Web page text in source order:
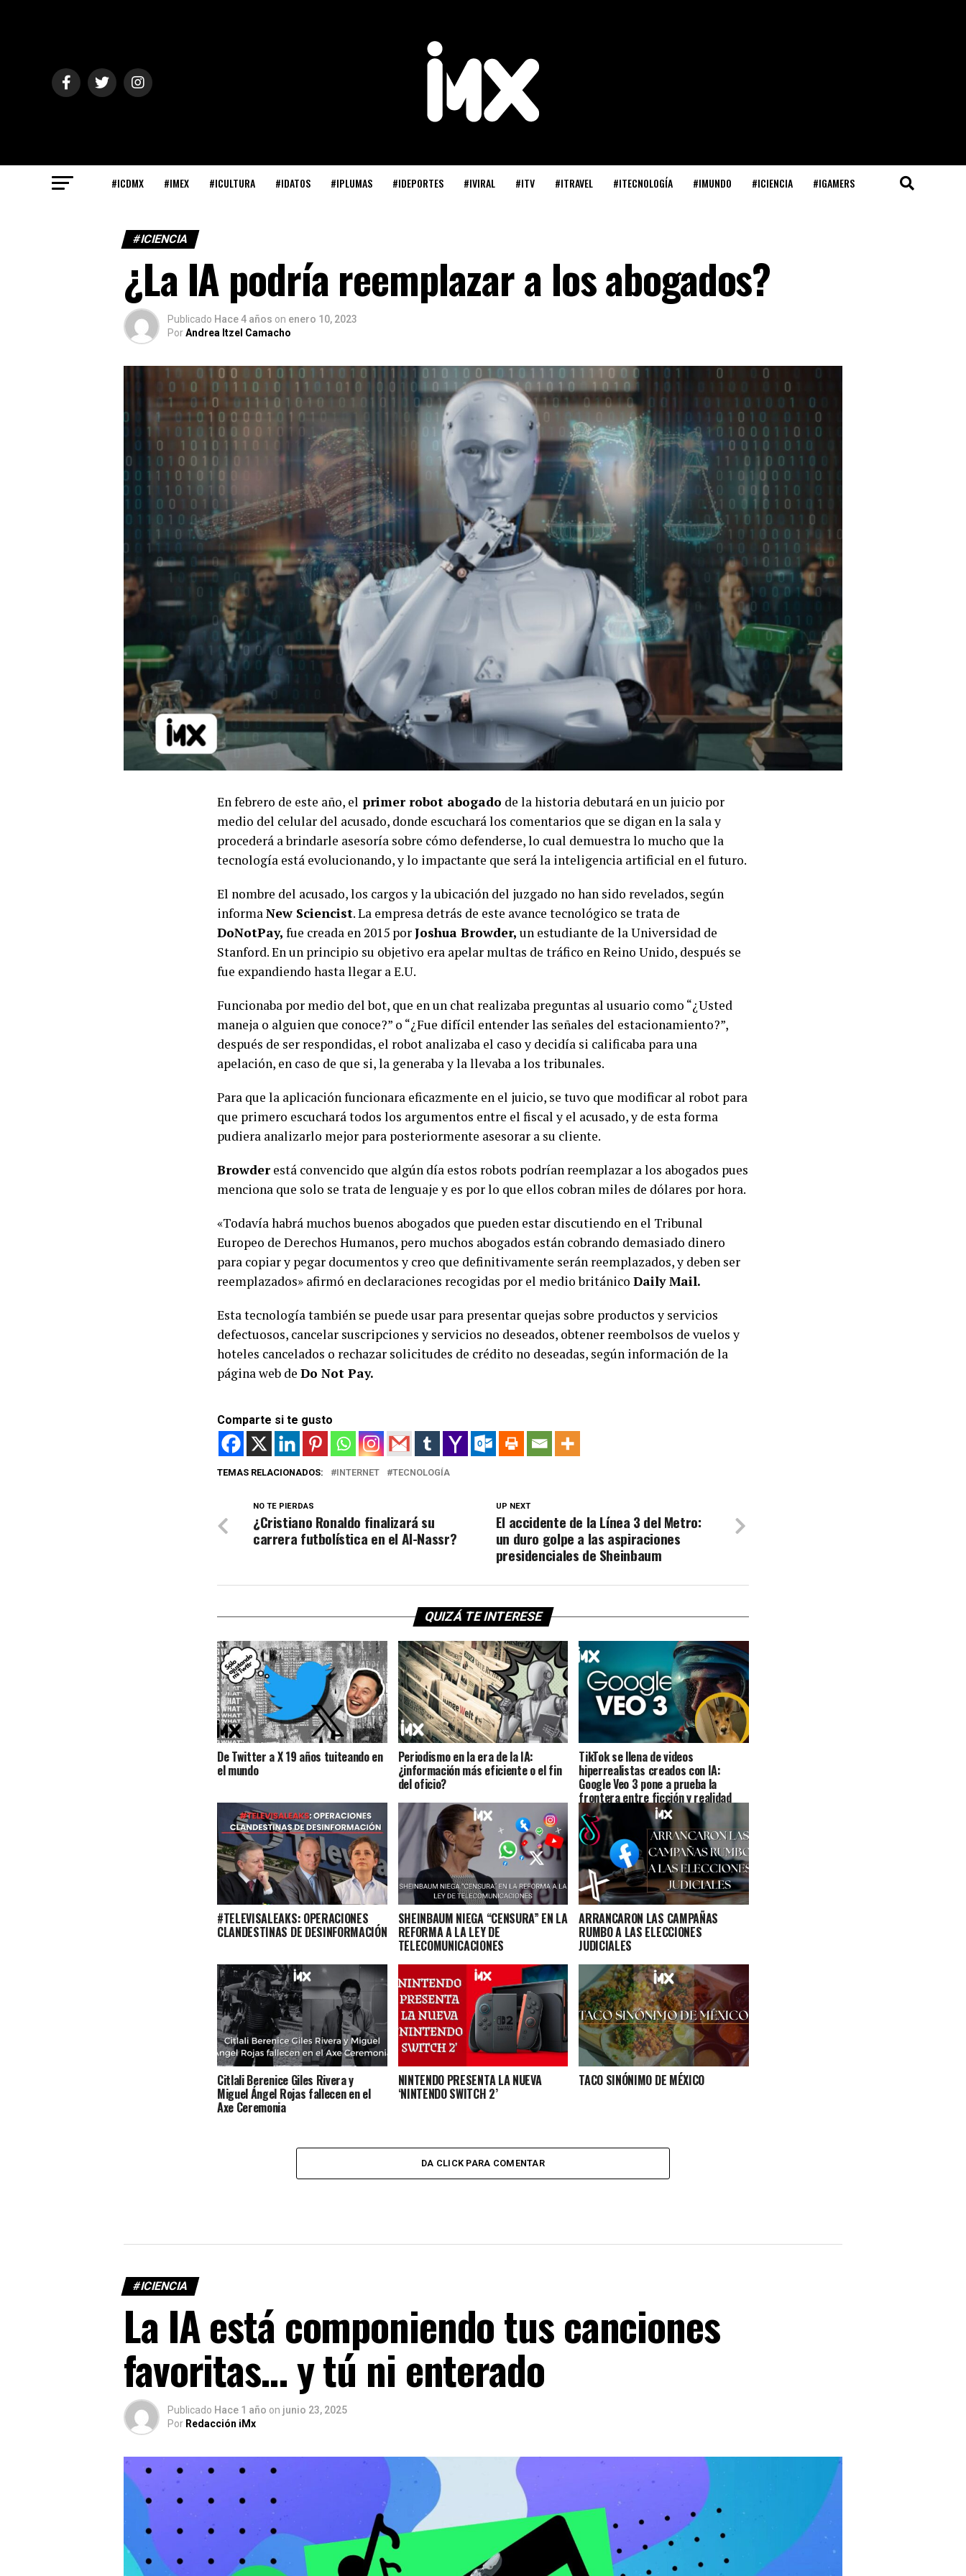
#ICDMX #IMEX #ICULTURA #IDATOS #IPLUMAS #IDEPORTES #IVIRAL #ITV #ITRAVEL #ITECNOLOGÍA #IMUNDO #ICIENCIA #IGAMERS
#ICIENCIA
¿La IA podría reemplazar a los abogados?
Publicado Hace 4 años on enero 10, 2023
PorAndrea Itzel Camacho
En febrero de este año, el primer robot abogado de la historia debutará en un juicio por
medio del celular del acusado, donde escuchará los comentarios que se digan en la sala y
procederá a brindarle asesoría sobre cómo defenderse, lo cual demuestra lo mucho que la
tecnología está evolucionando, y lo impactante que será la inteligencia artificial en el futuro.
El nombre del acusado, los cargos y la ubicación del juzgado no han sido revelados, según
informaNew Sciencist. La empresa detrás de este avance tecnológico se trata de
DoNotPay, fue creada en 2015 porJoshua Browder, un estudiante de la Universidad de
Stanford. En un principio su objetivo era apelar multas de tráfico en Reino Unido, después se
fue expandiendo hasta llegar a E.U.
Funcionaba por medio del bot, que en un chat realizaba preguntas al usuario como “¿Usted
maneja o alguien que conoce?” o “¿Fue difícil entender las señales del estacionamiento?”,
después de ser respondidas, el robot analizaba el caso y decidía si calificaba para una
apelación, en caso de que si, la generaba y la llevaba a los tribunales.
Para que la aplicación funcionara eficazmente en el juicio, se tuvo que modificar al robot para
que primero escuchará todos los argumentos entre el fiscal y el acusado, y de esta forma
pudiera analizarlo mejor para posteriormente asesorar a su cliente.
Browderestá convencido que algún día estos robots podrían reemplazar a los abogados pues
menciona que solo se trata de lenguaje y es por lo que ellos cobran miles de dólares por hora.
«Todavía habrá muchos buenos abogados que pueden estar discutiendo en el Tribunal
Europeo de Derechos Humanos, pero muchos abogados están cobrando demasiado dinero
para copiar y pegar documentos y creo que definitivamente serán reemplazados, y deben ser
reemplazados» afirmó en declaraciones recogidas por el medio británico Daily Mail.
Esta tecnología también se puede usar para presentar quejas sobre productos y servicios
defectuosos, cancelar suscripciones y servicios no deseados, obtener reembolsos de vuelos y
hoteles cancelados o rechazar solicitudes de crédito no deseadas, según información de la
página web de Do Not Pay.
Comparte si te gusto
TEMAS RELACIONADOS: INTERNET TECNOLOGÍA
UP NEXT
El accidente de la Línea 3 del Metro:
un duro golpe a las aspiraciones
presidenciales de Sheinbaum
NO TE PIERDAS
¿Cristiano Ronaldo finalizará su
carrera futbolística en el Al-Nassr?
QUIZÁ TE INTERESE
De Twitter a X 19 años tuiteando en
el mundo
Periodismo en la era de la IA:
¿información más eficiente o el fin
del oficio?
TikTok se llena de videos
hiperrealistas creados con IA:
Google Veo 3 pone a prueba la
frontera entre ficción y realidad
#TELEVISALEAKS: OPERACIONES
CLANDESTINAS DE DESINFORMACIÓN
SHEINBAUM NIEGA “CENSURA” EN LA
REFORMA A LA LEY DE
TELECOMUNICACIONES
ARRANCARON LAS CAMPAÑAS
RUMBO A LAS ELECCIONES
JUDICIALES
Citlali Berenice Giles Rivera y
Miguel Ángel Rojas fallecen en el
Axe Ceremonia
NINTENDO PRESENTA LA NUEVA
‘NINTENDO SWITCH 2’
TACO SINÓNIMO DE MÉXICO
DA CLICK PARA COMENTAR
#ICIENCIA
La IA está componiendo tus canciones
favoritas… y tú ni enterado
Publicado Hace 1 año on junio 23, 2025
Por Redacción iMx